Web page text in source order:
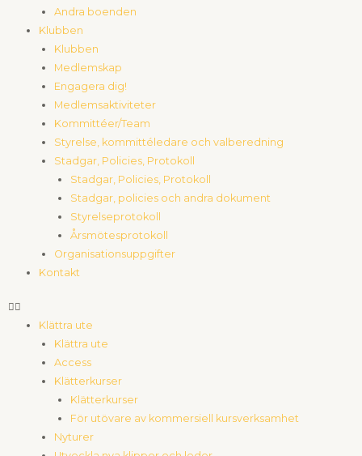
Andra boenden
Klubben
Klubben
Medlemskap
Engagera dig!
Medlemsaktiviteter
Kommittéer/Team
Styrelse, kommittéledare och valberedning
Stadgar, Policies, Protokoll
Stadgar, Policies, Protokoll
Stadgar, policies och andra dokument
Styrelseprotokoll
Årsmötesprotokoll
Organisationsuppgifter
Kontakt
Klättra ute
Klättra ute
Access
Klätterkurser
Klätterkurser
För utövare av kommersiell kursverksamhet
Nyturer